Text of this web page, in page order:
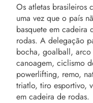
Os atletas brasileiros
uma vez que o país
basquete em cadeira
rodas. A delegação
bocha, goalball,
canoagem, ciclismo
powerlifting, remo,
triatlo, tiro esportivo,
em cadeira de rodas.